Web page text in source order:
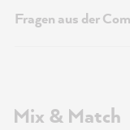
Fragen aus der
Mix & Match